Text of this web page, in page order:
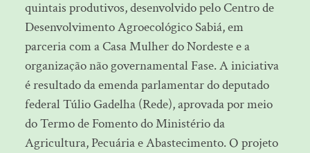
quintais produtivos, desenvolvido pelo Centro de
Desenvolvimento Agroecológico Sabiá, em
parceria com a Casa Mulher do Nordeste e a
organização não governamental Fase. A iniciativa
é resultado da emenda parlamentar do deputado
federal Túlio Gadelha (Rede), aprovada por meio
do Termo de Fomento do Ministério da
Agricultura, Pecuária e Abastecimento. O projeto